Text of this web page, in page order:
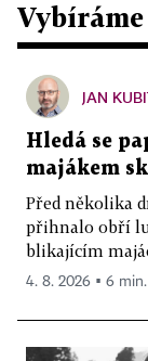
Vybíráme
JAN
Hledá se
majákem
Před několika
přihnalo obří
blikajícím
4. 8. 2026 ▪ 6